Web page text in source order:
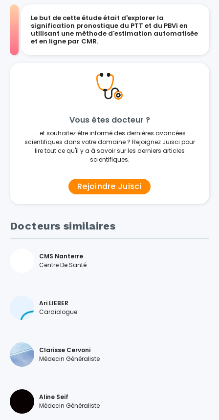
Le but de cette étude était d'explorer la
signification pronostique du PTT et du PBVi en
utilisant une méthode d'estimation automatisée
et en ligne par CMR.
Vous êtes docteur ?
... et souhaitez être informé des dernières avancées
scientifiques dans votre domaine ? Rejoignez Juisci pour
lire tout ce qu'il y a à savoir sur les derniers articles
scientifiques.
Rejoindre Juisci
Docteurs similaires
CMS Nanterre
Centre De Santé
Ari LIEBER
Cardiologue
Clarisse Cervoni
Médecin Généraliste
Aline Seif
Médecin Généraliste